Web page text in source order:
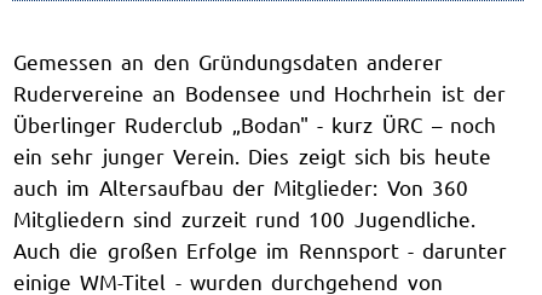
Gemessen an den Gründungsdaten anderer
Rudervereine an Bodensee und Hochrhein ist der
Überlinger Ruderclub „Bodan" - kurz ÜRC – noch
ein sehr junger Verein. Dies zeigt sich bis heute
auch im Altersaufbau der Mitglieder: Von 360
Mitgliedern sind zurzeit rund 100 Jugendliche.
Auch die großen Erfolge im Rennsport - darunter
einige WM-Titel - wurden durchgehend von